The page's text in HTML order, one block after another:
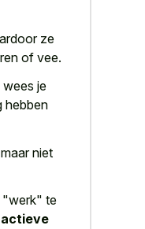
ze
of vee.
je
hebben
niet
"werk" te